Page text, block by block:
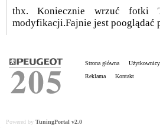
thx. Koniecznie wrzuć fotki
modyfikacji.Fajnie jest pooglądać
Strona główna Użytkownicy
Reklama
Kontakt
Powered by TuningPortal v2.0